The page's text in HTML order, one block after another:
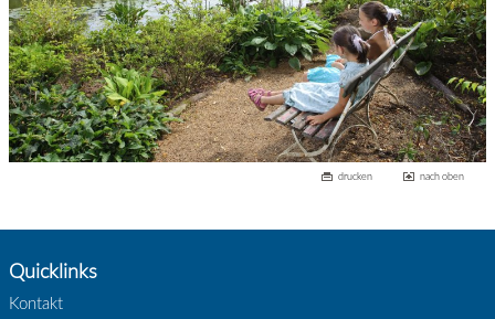
drucken nach oben
Quicklinks
Kontakt